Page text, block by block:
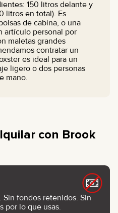
150 litros delante y
litros en total). Es
de cabina, o una
artículo personal por
maletas grandes
contratar un
es ideal para un
ligero o dos personas
mano.
con Brook
fondos retenidos. Sin
por lo que usas.